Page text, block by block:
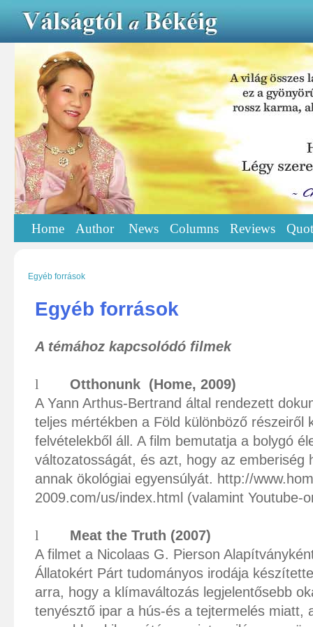
Home Author News Columns Reviews
Egyéb források
Egyéb források
A témához kapcsolódó filmek
l Otthonunk
(Home, 2009)
A Yann Arthus-Bertrand által rendezett
teljes mértékben a Föld különböző részeiről
felvételekből áll. A film bemutatja a bolygó
változatosságát, és azt, hogy az emberiség
annak ökológiai egyensúlyát. http://
2009.com/us/index.html (valamint Youtube-
l
Meat the Truth (2007)
A filmet a Nicolaas G. Pierson
Állatokért Párt tudományos irodája
arra, hogy a klímaváltozás legjelentősebb
tenyésztő ipar a hús-és a tejtermelés miatt,